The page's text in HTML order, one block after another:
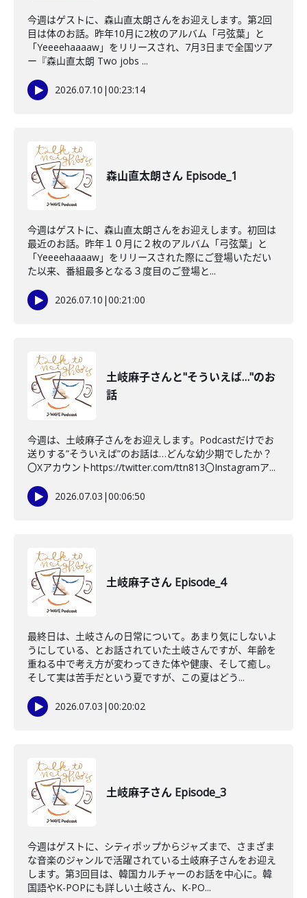
今週はゲストに、森山直太朗さんをお迎えします。第2回
目は体のお話。昨年10月に2枚のアルバム「弓弦葉」と
「Yeeeehaaaaw」をリリースされ、7月3日まで全国ツア
ー『森山直太朗 Two jobs ...
2026.07.10 |00:23:14
森山直太朗さん Episode_1
今週はゲストに、森山直太朗さんをお迎えします。初回は
最近のお話。昨年１０月に２枚のアルバム「弓弦葉」と
「Yeeeehaaaaw」をリリースされた際にご登場いただい
た以来、番組最多となる３度目のご登場と...
2026.07.10 |00:21:00
土岐麻子さんと"そういえば…"のお
話
今週は、土岐麻子さんをお迎えします。Podcastだけでお
送りする”そういえば”のお話は…どんな幼少期でしたか？
〇Xアカウントhttps://twitter.com/ttn813〇Instagramア...
2026.07.03 |00:06:50
土岐麻子さん Episode_4
最終日は、土岐さんの日常について。あまり気にしないよ
うにしている、とお話されていた土岐さんですが、年齢を
重ねる中で考え方が変わってきた体や健康、そして癒し。
そして実は苦手だという夏ですが、この夏はどう...
2026.07.03 |00:20:02
土岐麻子さん Episode_3
今週はゲストに、シティポップからジャズまで、さまざま
な音楽のジャンルで活躍されている土岐麻子さんをお迎え
します。第3回目は、韓国カルチャーのお話を中心に。韓
国語やK-POPにも詳しい土岐さん、K-PO...